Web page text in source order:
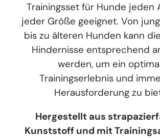
Trainingsset für Hunde jeden
jeder Größe geeignet. Von
bis zu älteren Hunden kann
Hindernisse entsprechend
werden, um ein
Trainingserlebnis und
Herausforderung zu
Hergestellt aus
Kunststoff und mit